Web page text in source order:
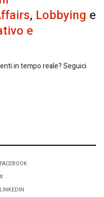
, Lobbying e
e
in tempo reale? Seguici
FACEBOOK
X
LINKEDIN